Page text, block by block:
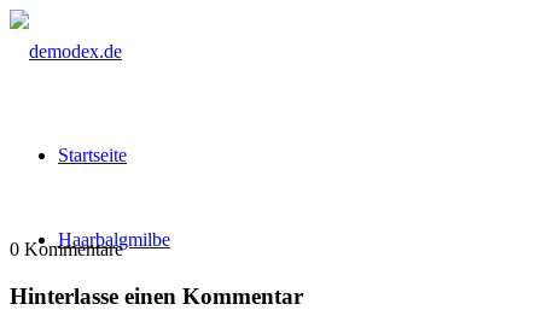
Startseite
Haarbalgmilbe
0 Kommentare
Hinterlasse einen Kommentar